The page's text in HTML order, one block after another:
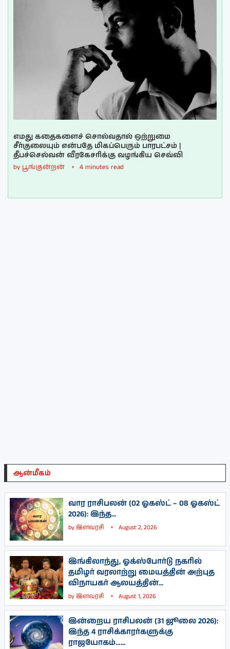
எமது கதைகளைச் சொல்வதால் ஒற்றுமை
சீர்குலையும் என்பதே மிகப்பெரும் பாரபட்சம் |
தீபச்செல்வன் வீரகேசரிக்கு வழங்கிய செவ்வி
by பூங்குன்றன் 4 minutes read
ஆன்மீகம்
வார ராசிபலன் (02 ஓகஸ்ட் – 08 ஓகஸ்ட்
2026): இந்த...
byஇளவரசி August 2, 2026
இங்கிலாந்து, ஓக்ஸ்போர்டு நகரில்
தமிழர் வரலாற்று மையத்தின் அற்புத
விநாயகர் ஆலயத்தின்...
byஇளவரசி August 1, 2026
இன்றைய ராசிபலன் (31 ஜூலை 2026):
இந்த 4 ராசிக்காரர்களுக்கு
ராஜயோகம்…...